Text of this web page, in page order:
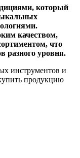
который
качеством,
что
разного уровня.
инструментов и
продукцию